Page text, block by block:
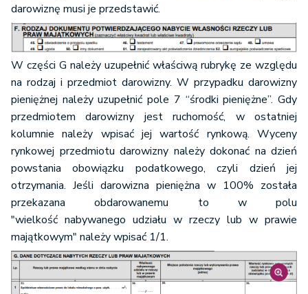
darowiznę musi je przedstawić.
W części G należy uzupełnić właściwą rubrykę ze względu
na rodzaj i przedmiot darowizny. W przypadku darowizny
pieniężnej należy uzupełnić pole 7 “środki pieniężne”. Gdy
przedmiotem darowizny jest ruchomość, w ostatniej
kolumnie należy wpisać jej wartość rynkową. Wyceny
rynkowej przedmiotu darowizny należy dokonać na dzień
powstania obowiązku podatkowego, czyli dzień jej
otrzymania. Jeśli darowizna pieniężna w 100% została
przekazana obdarowanemu to w polu
"wielkość nabywanego udziału w rzeczy lub w prawie
majątkowym" należy wpisać 1/1.